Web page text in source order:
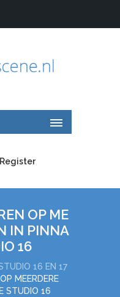
Register
OP ME
IN PINNA
16
16 EN 17
MEERDERE
STUDIO 16